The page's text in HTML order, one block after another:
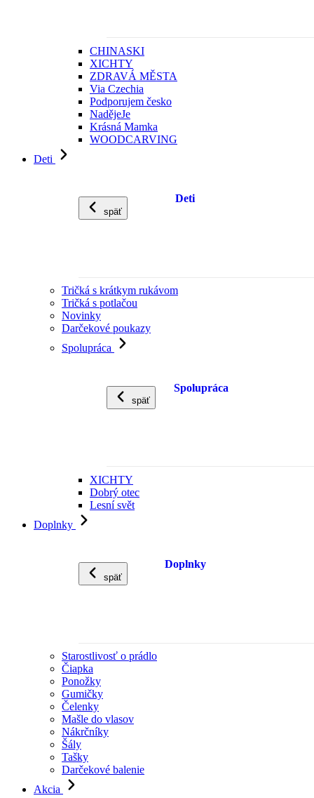
CHINASKI
XICHTY
ZDRAVÁ MĚSTA
Via Czechia
Podporujem česko
NadějeJe
Krásná Mamka
WOODCARVING
Deti
späť
Deti
Tričká s krátkym rukávom
Tričká s potlačou
Novinky
Darčekové poukazy
Spolupráca
späť
Spolupráca
XICHTY
Dobrý otec
Lesní svět
Doplnky
späť
Doplnky
Starostlivosť o prádlo
Čiapka
Ponožky
Gumičky
Čelenky
Mašle do vlasov
Nákrčníky
Šály
Tašky
Darčekové balenie
Akcia